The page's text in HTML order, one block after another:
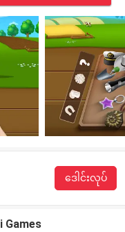
ဒေါင်းလုပ်
Games